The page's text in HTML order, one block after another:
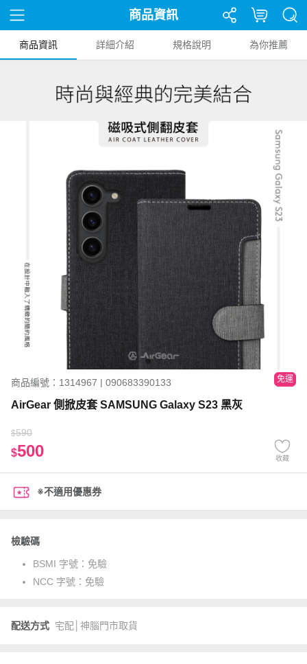
商品資訊
商品資訊 詳細介紹 規格說明 為你推薦
商品編號：1314967 | 090683390133 免運
AirGear 側掀皮套 SAMSUNG Galaxy S23 黑灰
$590
$500 收藏
※不適用優惠券
檢驗碼
BSMI 字號： 免驗
NCC 字號： 免驗
配送方式 宅配│神腦門市取貨